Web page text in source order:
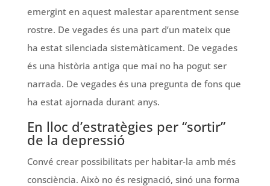
emergint en aquest malestar aparentment sense
rostre. De vegades és una part d’un mateix que
ha estat silenciada sistemàticament. De vegades
és una història antiga que mai no ha pogut ser
narrada. De vegades és una pregunta de fons que
ha estat ajornada durant anys.
En lloc d’estratègies per “sortir”
de la depressió
Convé crear possibilitats per habitar-la amb més
consciència. Això no és resignació, sinó una forma